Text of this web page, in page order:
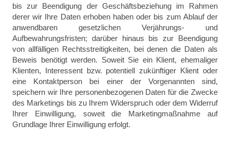
bis zur Beendigung der Geschäftsbeziehung im Rahmen
derer wir Ihre Daten erhoben haben oder bis zum Ablauf der
anwendbaren gesetzlichen Verjährungs- und
Aufbewahrungsfristen; darüber hinaus bis zur Beendigung
von allfälligen Rechtsstreitigkeiten, bei denen die Daten als
Beweis benötigt werden. Soweit Sie ein Klient, ehemaliger
Klienten, Interessent bzw. potentiell zukünftiger Klient oder
eine Kontaktperson bei einer der Vorgenannten sind,
speichern wir Ihre personenbezogenen Daten für die Zwecke
des Marketings bis zu Ihrem Widerspruch oder dem Widerruf
Ihrer Einwilligung, soweit die Marketingmaßnahme auf
Grundlage Ihrer Einwilligung erfolgt.